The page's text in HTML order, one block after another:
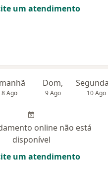
um atendimento
8 Ago
Dom,
9 Ago 10 Ago
online não está
disponível
um atendimento